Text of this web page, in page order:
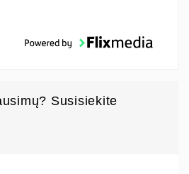
Susisiekite